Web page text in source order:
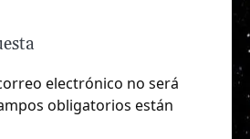
electrónico no será
obligatorios están